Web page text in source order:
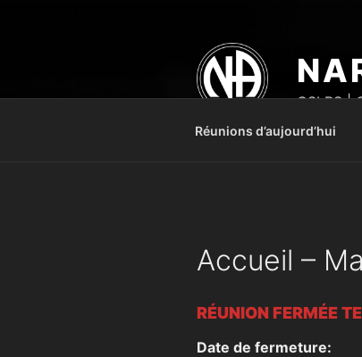
CSLRS |
Réunions d’aujourd’hui
Accueil –
RÉUNION FERMÉE
Date de fermeture: